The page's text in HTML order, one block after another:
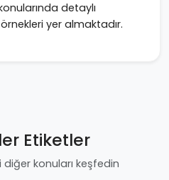
detaylı
yer almaktadır.
Etiketler
diğer konuları keşfedin